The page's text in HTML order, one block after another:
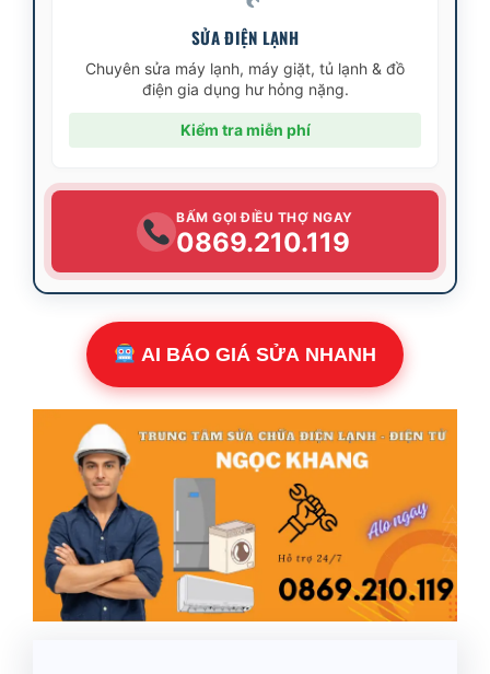
SỬA ĐIỆN LẠNH
Chuyên sửa máy lạnh, máy giặt, tủ lạnh & đồ
điện gia dụng hư hỏng nặng.
Kiểm tra miễn phí
BẤM GỌI ĐIỀU THỢ NGAY
0869.210.119
AI BÁO GIÁ SỬA NHANH